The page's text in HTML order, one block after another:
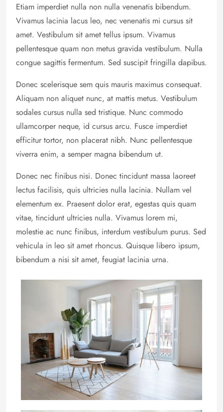
Etiam imperdiet nulla non nulla venenatis bibendum.
Vivamus lacinia lacus leo, nec venenatis mi cursus sit
amet. Vestibulum sit amet tellus ipsum. Vivamus
pellentesque quam non metus gravida vestibulum. Nulla
congue sagittis fermentum. Sed suscipit fringilla dapibus.
Donec scelerisque sem quis mauris maximus consequat.
Aliquam non aliquet nunc, at mattis metus. Vestibulum
sodales cursus nulla sed tristique. Nunc commodo
ullamcorper neque, id cursus arcu. Fusce imperdiet
efficitur tortor, non placerat nibh. Nunc pellentesque
viverra enim, a semper magna bibendum ut.
Donec nec finibus nisi. Donec tincidunt massa laoreet
lectus facilisis, quis ultricies nulla lacinia. Nullam vel
elementum ex. Praesent dolor erat, egestas quis quam
vitae, tincidunt ultricies nulla. Vivamus lorem mi,
molestie ac nunc finibus, interdum vestibulum purus. Sed
vehicula in leo sit amet rhoncus. Quisque libero ipsum,
bibendum a nisi sit amet, feugiat lacinia urna.